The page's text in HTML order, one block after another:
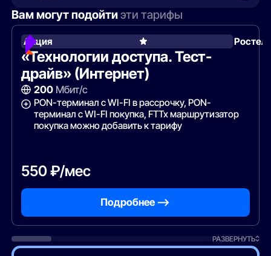
Вам могут подойтиэти тарифы
Акция
«Технологии доступа. Тест-
драйв» (Интернет)
200Мбит/с
PON-терминал с WI-FI в рассрочку, PON-
терминал с WI-FI покупка, FTTx маршрутизатор
покупка можно добавить к тарифу
550 ₽/мес
Подробнее —>
РАЗВЕРНУТЬ